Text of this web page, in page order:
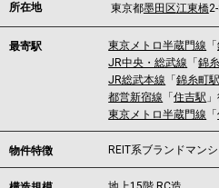
所在地 東京都墨田区江東橋
最寄駅 東京メトロ半蔵門線 「
JR中央・総武線 「錦
JR総武本線 「錦糸町駅
都営新宿線 「住吉駅
東京メトロ半蔵門線 「
物件特徴 REIT系ブランドマン